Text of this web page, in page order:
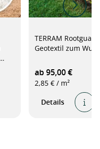
TERRAM
Geotextil zum
ab 95,00 €
2,85 € / m²
Details